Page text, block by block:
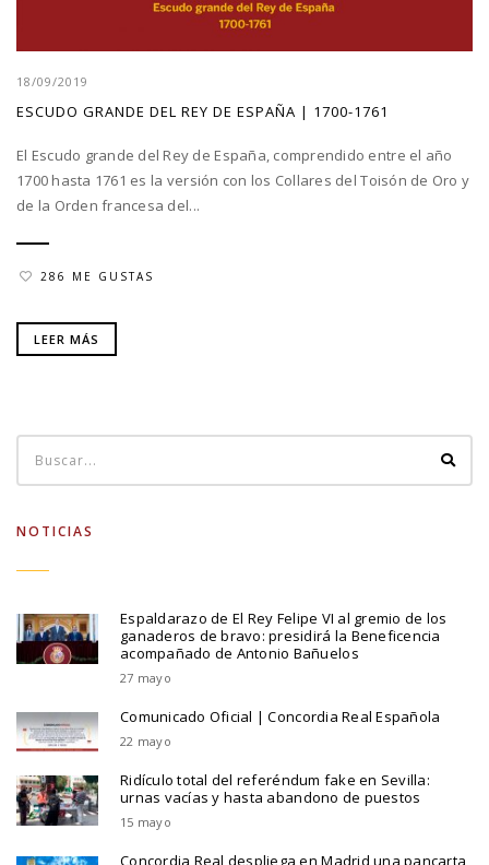
18/09/2019
ESCUDO GRANDE DEL REY DE ESPAÑA | 1700-1761
El Escudo grande del Rey de España, comprendido entre el año
1700 hasta 1761 es la versión con los Collares del Toisón de Oro y
de la Orden francesa del...
286 ME GUSTAS
LEER MÁS
NOTICIAS
Espaldarazo de El Rey Felipe VI al gremio de los
ganaderos de bravo: presidirá la Beneficencia
acompañado de Antonio Bañuelos
27 mayo
Comunicado Oficial | Concordia Real Española
22 mayo
Ridículo total del referéndum fake en Sevilla:
urnas vacías y hasta abandono de puestos
15 mayo
Concordia Real despliega en Madrid una pancarta